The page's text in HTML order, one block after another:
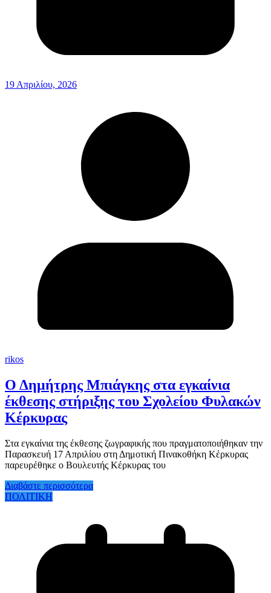
19 Απριλίου, 2026
rikos
Ο Δημήτρης Μπιάγκης στα εγκαίνια
έκθεσης στήριξης του Σχολείου Φυλακών
Κέρκυρας
Στα εγκαίνια της έκθεσης ζωγραφικής που πραγματοποιήθηκαν την
Παρασκευή 17 Απριλίου στη Δημοτική Πινακοθήκη Κέρκυρας
παρευρέθηκε ο Βουλευτής Κέρκυρας του
Διαβάστε περισσότερα
ΠΟΛΙΤΙΚΗ